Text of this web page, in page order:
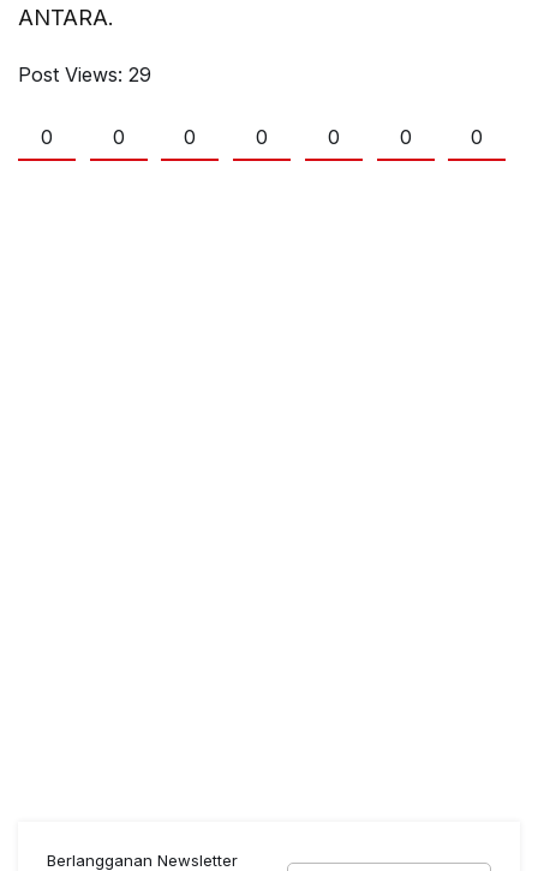
ANTARA.
Post Views: 29
0 0 0 0 0 0 0
Berlangganan Newsletter